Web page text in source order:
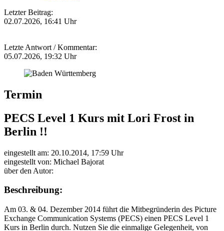
Letzter Beitrag:
02.07.2026, 16:41 Uhr
Letzte Antwort / Kommentar:
05.07.2026, 19:32 Uhr
Termin
PECS Level 1 Kurs mit Lori Frost in
Berlin !!
eingestellt am: 20.10.2014, 17:59 Uhr
eingestellt von: Michael Bajorat
über den Autor:
Beschreibung:
Am 03. & 04. Dezember 2014 führt die Mitbegründerin des Picture
Exchange Communication Systems (PECS) einen PECS Level 1
Kurs in Berlin durch. Nutzen Sie die einmalige Gelegenheit, von